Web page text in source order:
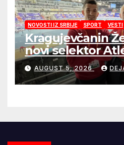
NOVOSTI IZ SRBIJE SPORT VESTI
Kragujevčanin
novi selektor
reprezentacije
AUGUST 5, 2026